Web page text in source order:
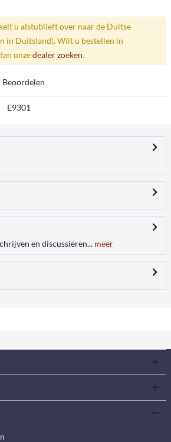
u alstublieft over naar de Duitse
in Duitsland). Wilt u bestellen in
onzedealer zoeken.
Beoordelen
E9301
en discussiëren... meer